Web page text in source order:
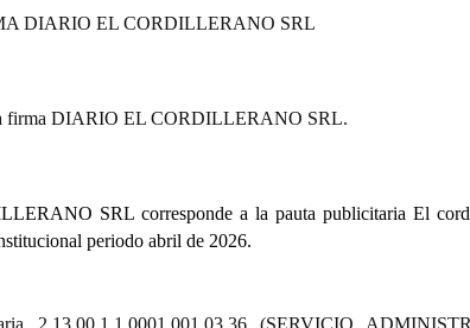
DIARIO EL CORDILLERANO SRL
firma DIARIO EL CORDILLERANO SRL.
SRL corresponde a la pauta publicitaria El
periodo abril de 2026.
2.13.00.1.1.0001.001.03.36 (SERVICIO